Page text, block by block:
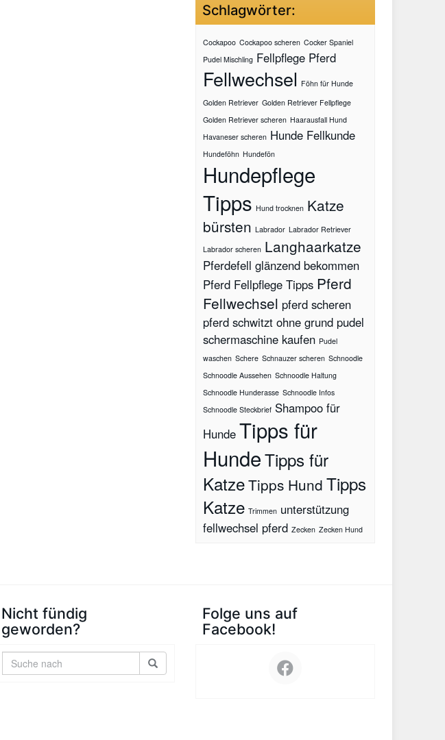
Schlagwörter:
Cockapoo Cockapoo scheren Cocker Spaniel
Pudel Mischling Fellpflege Pferd
Fellwechsel Föhn für Hunde
Golden Retriever Golden Retriever Fellpflege
Golden Retriever scheren Haarausfall Hund
Havaneser scheren Hunde Fellkunde
Hundeföhn Hundefön
Hundepflege
Tipps Hund trocknen Katze
bürsten Labrador Labrador Retriever
Labrador scheren Langhaarkatze
Pferdefell glänzend bekommen
Pferd Fellpflege Tipps Pferd
Fellwechsel pferd scheren
pferd schwitzt ohne grund pudel
schermaschine kaufen Pudel
waschen Schere Schnauzer scheren Schnoodle
Schnoodle Aussehen Schnoodle Haltung
Schnoodle Hunderasse Schnoodle Infos
Schnoodle Steckbrief Shampoo für
Hunde Tipps für
HundeTipps für
KatzeTipps Hund Tipps
Katze Trimmen unterstützung
fellwechsel pferd Zecken Zecken Hund
Nicht fündig
geworden?
Folge uns auf
Facebook!